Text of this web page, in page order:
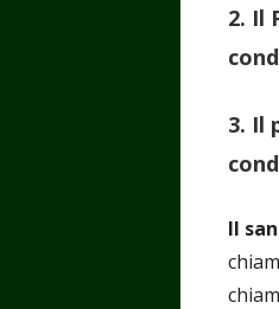
2. Il
3. Il
Il